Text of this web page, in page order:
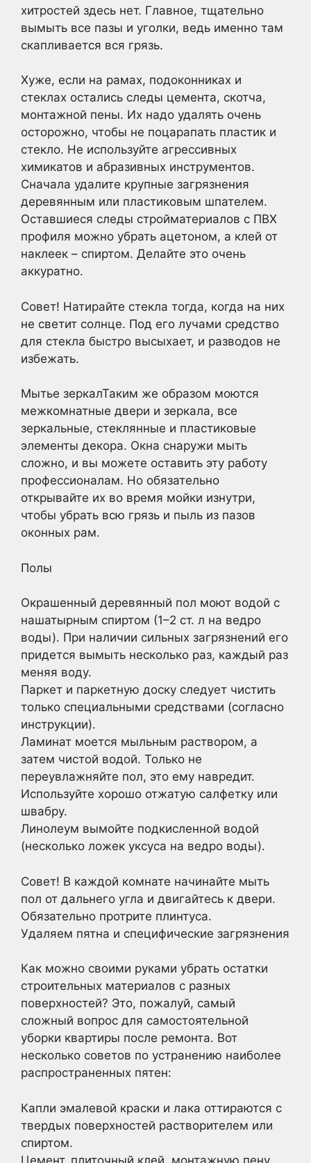
хитростей здесь нет. Главное, тщательно
вымыть все пазы и уголки, ведь именно там
скапливается вся грязь.
Хуже, если на рамах, подоконниках и
стеклах остались следы цемента, скотча,
монтажной пены. Их надо удалять очень
осторожно, чтобы не поцарапать пластик и
стекло. Не используйте агрессивных
химикатов и абразивных инструментов.
Сначала удалите крупные загрязнения
деревянным или пластиковым шпателем.
Оставшиеся следы стройматериалов с ПВХ
профиля можно убрать ацетоном, а клей от
наклеек – спиртом. Делайте это очень
аккуратно.
Совет! Натирайте стекла тогда, когда на них
не светит солнце. Под его лучами средство
для стекла быстро высыхает, и разводов не
избежать.
Мытье зеркалТаким же образом моются
межкомнатные двери и зеркала, все
зеркальные, стеклянные и пластиковые
элементы декора. Окна снаружи мыть
сложно, и вы можете оставить эту работу
профессионалам. Но обязательно
открывайте их во время мойки изнутри,
чтобы убрать всю грязь и пыль из пазов
оконных рам.
Полы
Окрашенный деревянный пол моют водой с
нашатырным спиртом (1–2 ст. л на ведро
воды). При наличии сильных загрязнений его
придется вымыть несколько раз, каждый раз
меняя воду.
Паркет и паркетную доску следует чистить
только специальными средствами (согласно
инструкции).
Ламинат моется мыльным раствором, а
затем чистой водой. Только не
переувлажняйте пол, это ему навредит.
Используйте хорошо отжатую салфетку или
швабру.
Линолеум вымойте подкисленной водой
(несколько ложек уксуса на ведро воды).
Совет! В каждой комнате начинайте мыть
пол от дальнего угла и двигайтесь к двери.
Обязательно протрите плинтуса.
Удаляем пятна и специфические загрязнения
Как можно своими руками убрать остатки
строительных материалов с разных
поверхностей? Это, пожалуй, самый
сложный вопрос для самостоятельной
уборки квартиры после ремонта. Вот
несколько советов по устранению наиболее
распространенных пятен:
Капли эмалевой краски и лака оттираются с
твердых поверхностей растворителем или
спиртом.
Цемент, плиточный клей, монтажную пену